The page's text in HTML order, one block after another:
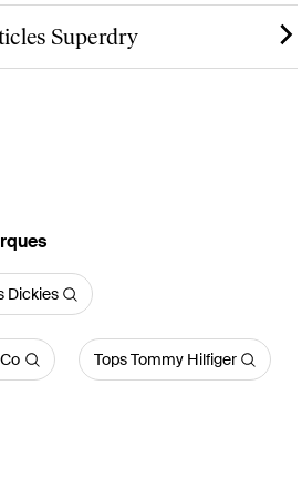
Superdry
Dickies
Tops Tommy Hilfiger